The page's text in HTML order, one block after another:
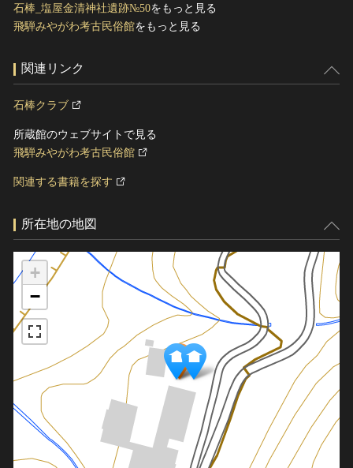
石棒_塩屋金清神社遺跡№50をもっと見る
飛騨みやがわ考古民俗館をもっと見る
関連リンク
石棒クラブ
所蔵館のウェブサイトで見る
飛騨みやがわ考古民俗館
関連する書籍を探す
所在地の地図
+
−